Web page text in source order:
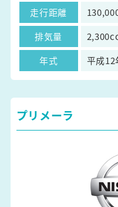
走行距離
排気量
年式
平成
プリメーラ